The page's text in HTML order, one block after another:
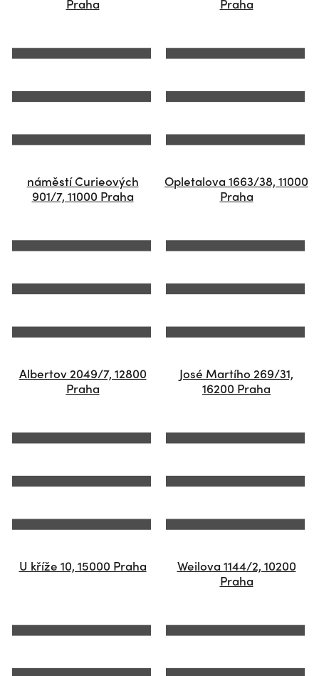
Praha Praha
náměstí Curieových
901/7, 11000 Praha
Opletalova 1663/38, 11000
Praha
Albertov 2049/7, 12800
Praha
José Martího 269/31,
16200 Praha
U kříže 10, 15000 Praha
Weilova 1144/2, 10200
Praha